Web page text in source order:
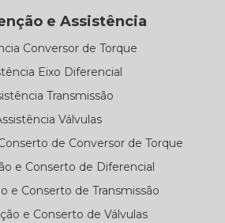
e Assistência
Conversor de Torque
Eixo Diferencial
Transmissão
Válvulas
de Conversor de Torque
e Conserto de Diferencial
e Conserto de Transmissão
e Conserto de Válvulas